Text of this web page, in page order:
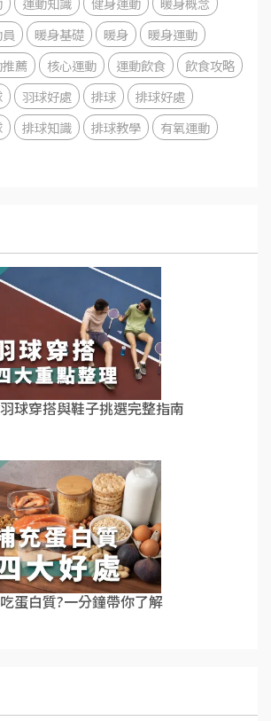
暖身基礎 暖身
暖身運動
薦 核心運動 運動飲食
飲食攻略
羽球好處 排球
排球好處
排球知識 排球教學
有氧運動
球穿搭與鞋子挑選完整指南
蛋白質?一分鐘帶你了解